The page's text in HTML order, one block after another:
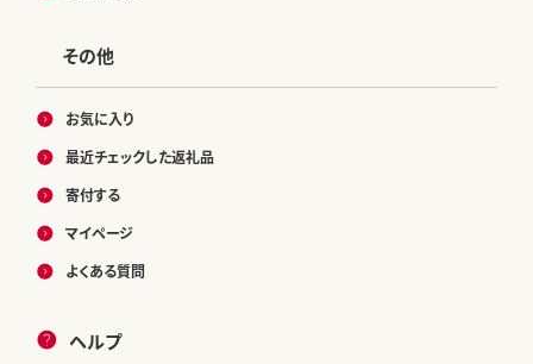
その他
お気に入り
最近チェックした返礼品
寄付する
マイページ
よくある質問
ヘルプ